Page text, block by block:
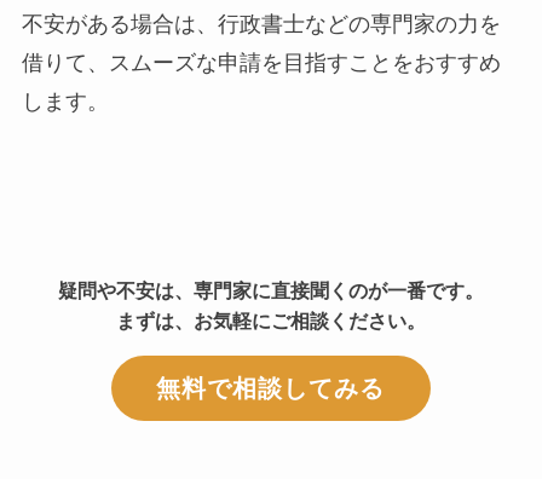
不安がある場合は、行政書士などの専門家の力を
借りて、スムーズな申請を目指すことをおすすめ
します。
疑問や不安は、専門家に直接聞くのが一番です。
まずは、お気軽にご相談ください。
無料で相談してみる